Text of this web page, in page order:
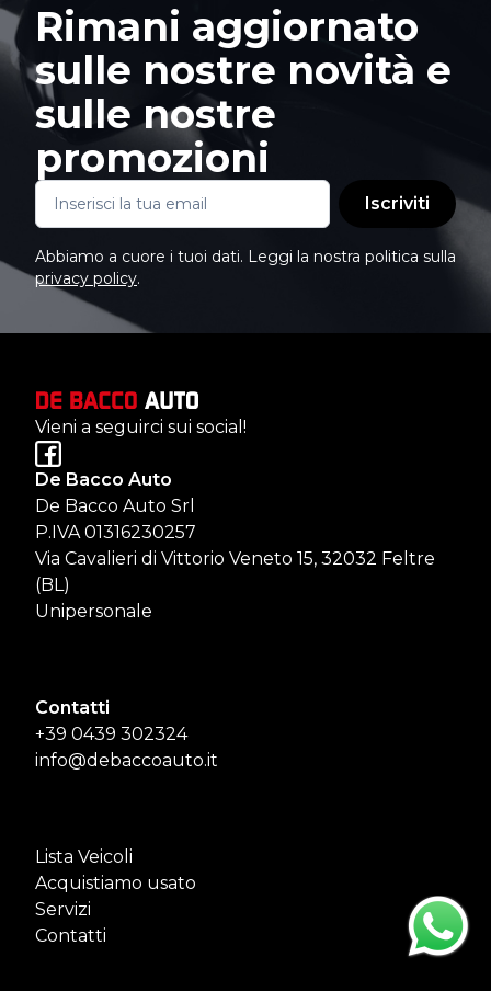
Rimani aggiornato
sulle nostre novità e
sulle nostre
promozioni
Iscriviti
Abbiamo a cuore i tuoi dati. Leggi la nostra politica sulla
privacy policy.
Vieni a seguirci sui social!
De Bacco Auto
De Bacco Auto Srl
P.IVA 01316230257
Via Cavalieri di Vittorio Veneto 15, 32032 Feltre
(BL)
Unipersonale
Contatti
+39 0439 302324
info@debaccoauto.it
Lista Veicoli
Acquistiamo usato
Servizi
Contatti